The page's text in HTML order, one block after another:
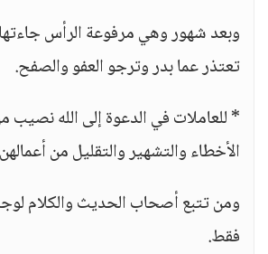
وبعد شهور وهي مرفوعة الرأس
تعتذر عما بدر وترجو العفو والصفح.
* للعاملات في الدعوة إلى الله نصيب
الأخطاء والتشهير والتقليل من
ومن تتبع أصحاب الحديث والكلام
فقط.